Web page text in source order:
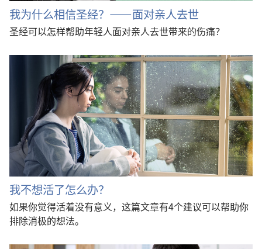
我为什么相信圣经？——面对亲人去世
圣经可以怎样帮助年轻人面对亲人去世带来的伤痛？
我不想活了怎么办？
如果你觉得活着没有意义，这篇文章有4个建议可以帮助你
排除消极的想法。